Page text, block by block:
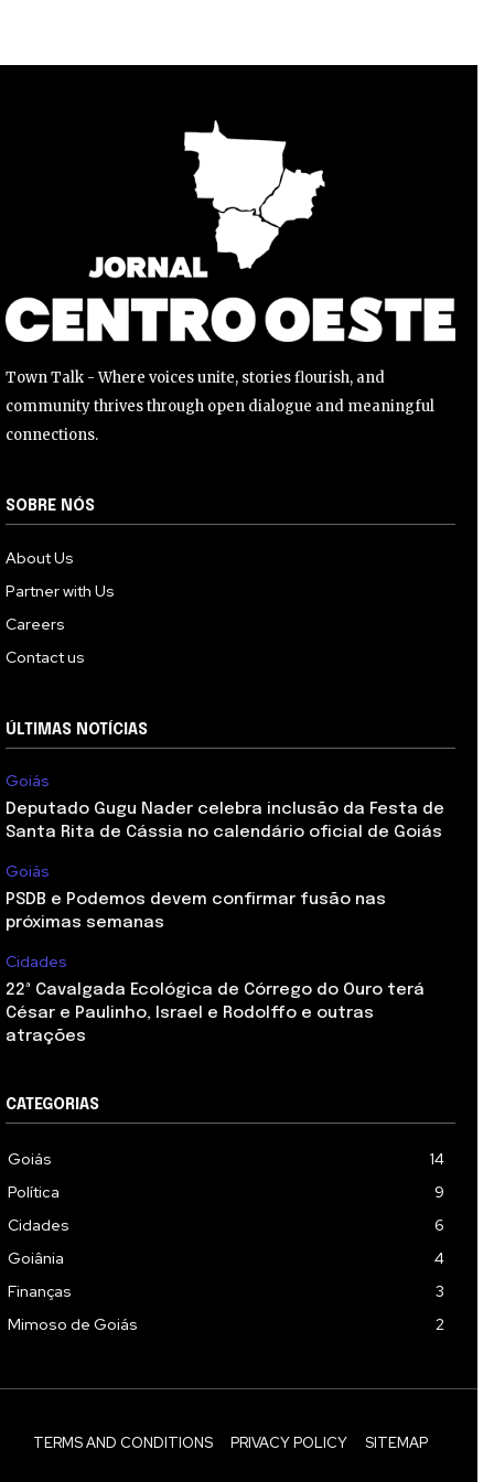
INSCREVER
Li e aceito aPolítica de Privacidade
Town Talk - Where voices unite, stories flourish, and
community thrives through open dialogue and meaningful
connections.
SOBRE NÓS
About Us
Partner with Us
Careers
Contact us
ÚLTIMAS NOTÍCIAS
Goiás
Deputado Gugu Nader celebra inclusão da Festa de
Santa Rita de Cássia no calendário oficial de Goiás
Goiás
PSDB e Podemos devem confirmar fusão nas
próximas semanas
Cidades
22ª Cavalgada Ecológica de Córrego do Ouro terá
César e Paulinho, Israel e Rodolffo e outras
atrações
CATEGORIAS
Goiás
14
Política
9
Cidades
6
Goiânia
4
Finanças
3
Mimoso de Goiás
2
TERMS AND CONDITIONS PRIVACY POLICY SITEMAP